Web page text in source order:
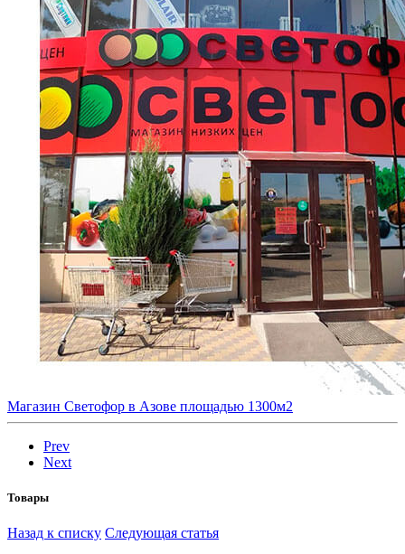
Магазин Светофор в Азове площадью 1300м2
Prev
Next
Товары
Назад к списку Следующая статья